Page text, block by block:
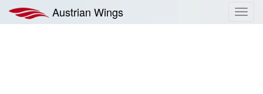
Inhalt
springen
Austrian Wings